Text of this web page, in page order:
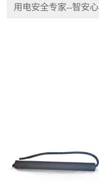
用电安全专家--智安心